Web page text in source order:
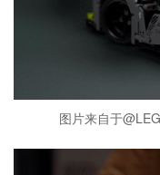
图片来自于